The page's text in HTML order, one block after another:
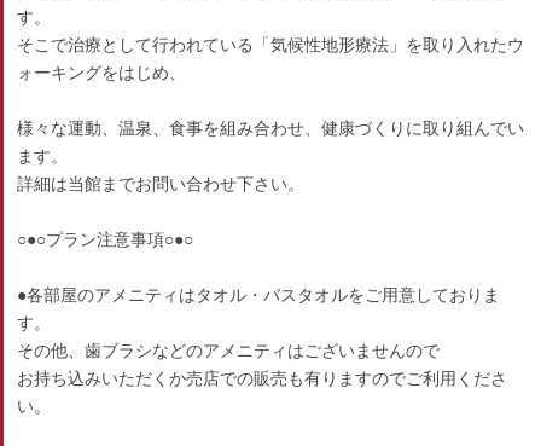
す。
そこで治療として行われている「気候性地形療法」を取り入れたウ
ォーキングをはじめ、
様々な運動、温泉、食事を組み合わせ、健康づくりに取り組んでい
ます。
詳細は当館までお問い合わせ下さい。
○●○プラン注意事項○●○
●各部屋のアメニティはタオル・バスタオルをご用意しておりま
す。
その他、歯ブラシなどのアメニティはございませんので
お持ち込みいただくか売店での販売も有りますのでご利用くださ
い。